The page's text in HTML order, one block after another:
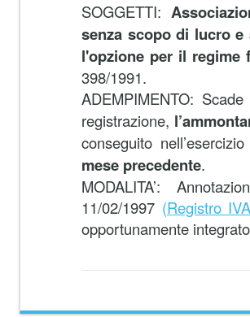
SOGGETTI:
senza scopo di lucro
l'opzione per il regime
398/1991.
ADEMPIMENTO:
registrazione,
conseguito
mese precedente.
MODALITA’:
11/02/1997 (Registro
opportunamente